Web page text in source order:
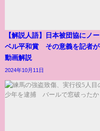
【解説人語】日本被団協にノー
ベル平和賞 その意義を記者が
動画解説
2024年10月11日